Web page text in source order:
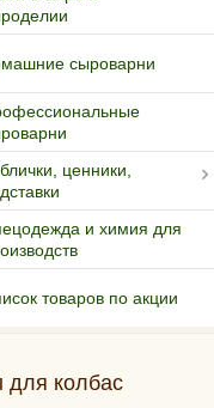
сыроварни
ценники,
и химия для
товаров по акции
для колбас